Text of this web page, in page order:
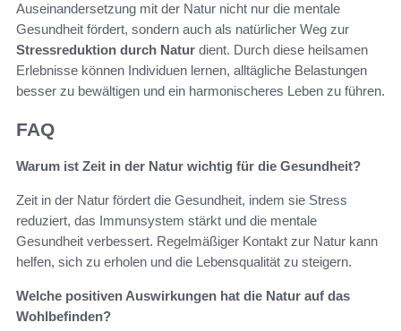
Auseinandersetzung mit der Natur nicht nur die mentale
Gesundheit fördert, sondern auch als natürlicher Weg zur
Stressreduktion durch Natur dient. Durch diese heilsamen
Erlebnisse können Individuen lernen, alltägliche Belastungen
besser zu bewältigen und ein harmonischeres Leben zu führen.
FAQ
Warum ist Zeit in der Natur wichtig für die Gesundheit?
Zeit in der Natur fördert die Gesundheit, indem sie Stress
reduziert, das Immunsystem stärkt und die mentale
Gesundheit verbessert. Regelmäßiger Kontakt zur Natur kann
helfen, sich zu erholen und die Lebensqualität zu steigern.
Welche positiven Auswirkungen hat die Natur auf das
Wohlbefinden?